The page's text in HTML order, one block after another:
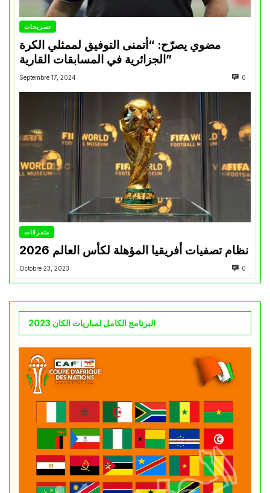
تصريحات
مضوي يصرّح: “أتمنى التوفيق لممثلي الكرة
الجزائرية في المسابقات القارية”
Septembre 17, 2024 0
متفرقات
نظام تصفيات أفريقيا المؤهلة لكأس العالم 2026
Octobre 23, 2023 0
البرنامج الكامل لمباريات الكان 2023